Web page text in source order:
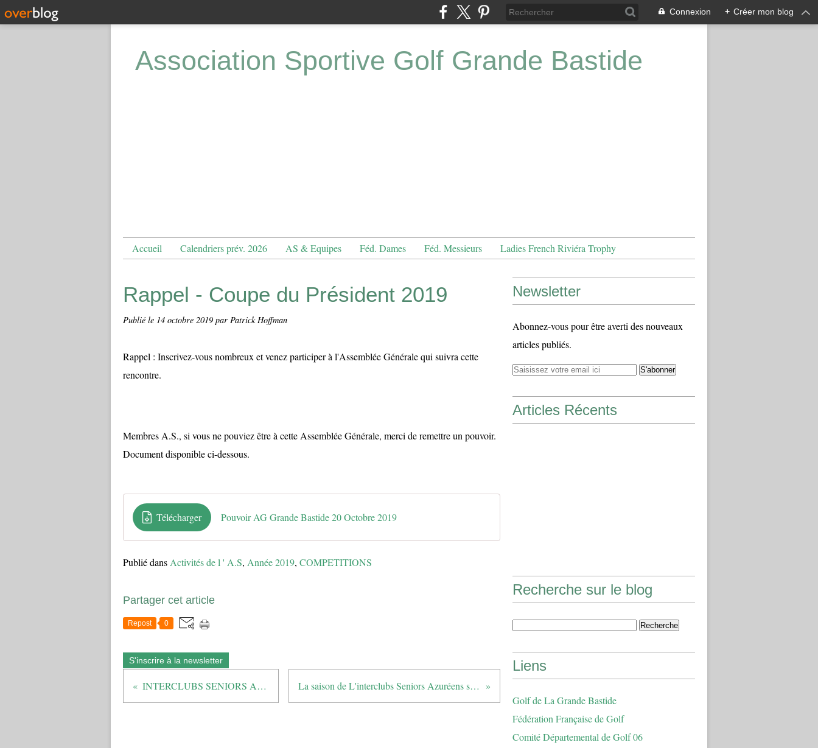
Connexion + Créer mon blog
Association Sportive Golf Grande Bastide
Accueil Calendriers prév. 2026 AS & Equipes Féd. Dames Féd. Messieurs Ladies French Riviéra Trophy
Rappel - Coupe du Président 2019
Publié le 14 octobre 2019 par Patrick Hoffman
Rappel : Inscrivez-vous nombreux et venez participer à l'Assemblée Générale qui suivra cette
rencontre.
Membres A.S., si vous ne pouviez être à cette Assemblée Générale, merci de remettre un pouvoir.
Document disponible ci-dessous.
Télécharger Pouvoir AG Grande Bastide 20 Octobre 2019
Publié dans Activités de l ' A.S, Année 2019, COMPETITIONS
Partager cet article
Repost 0
S'inscrire à la newsletter
INTERCLUBS SENIORS AZURÉENS 2019 La saison de L'interclubs Seniors Azuréens se termine en apothéose
Newsletter
Abonnez-vous pour être averti des nouveaux
articles publiés.
Articles Récents
Recherche sur le blog
Liens
Golf de La Grande Bastide
Fédération Française de Golf
Comité Départemental de Golf 06